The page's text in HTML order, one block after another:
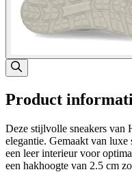
Product
Deze stijlvolle sneakers van
elegantie. Gemaakt van luxe
een leer interieur voor
een hakhoogte van 2.5 cm